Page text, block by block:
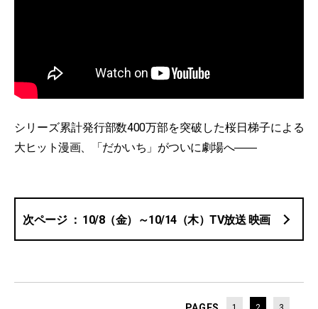
シリーズ累計発行部数400万部を突破した桜日梯子による
大ヒット漫画、「だかいち」がついに劇場へ――
10/8（金）～10/14（木）TV放送 映画